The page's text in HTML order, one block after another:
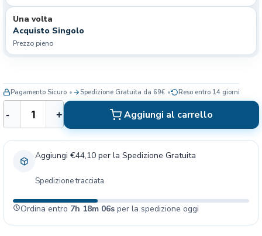
Una volta
Acquisto Singolo
Prezzo pieno
a
p
e
l
d
- + Aggiungi al carrello
Pagamento Sicuro Spedizione Gratuita da 69€ Reso entro 14 giorni
Aggiungi €44,10 per la Spedizione Gratuita
Spedizione tracciata
Ordina entro 7h 18m 06s per la spedizione oggi